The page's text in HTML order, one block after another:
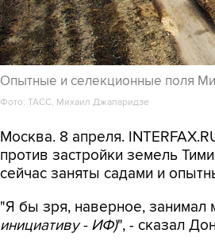
Опытные и селекционные поля
Фото: ТАСС, Михаил Джапаридзе
Москва. 8 апреля.
против застройки земель
сейчас заняты садами и
"Я бы зря, наверное, занимал
инициативу - ИФ)", - сказал